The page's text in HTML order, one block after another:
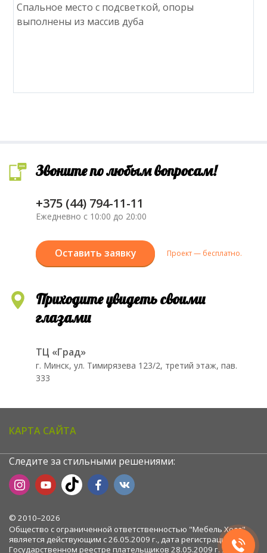
Спальное место с подсветкой, опоры
выполнены из массив дуба
Звоните по любым вопросам!
+375 (44) 794-11-11
Ежедневно с 10:00 до 20:00
Оставить заявку Проект — бесплатно.
Приходите увидеть своими
глазами
ТЦ «Град»
г. Минск, ул. Тимирязева 123/2, третий этаж, пав.
333
КАРТА САЙТА
Следите за стильными решениями:
© 2010–2026
Общество с ограниченной ответственностью "Мебель Холл",
является действующим с 26.05.2009 г., дата регистрации в
Государственном реестре плательщиков 28.05.2009 г. УНП